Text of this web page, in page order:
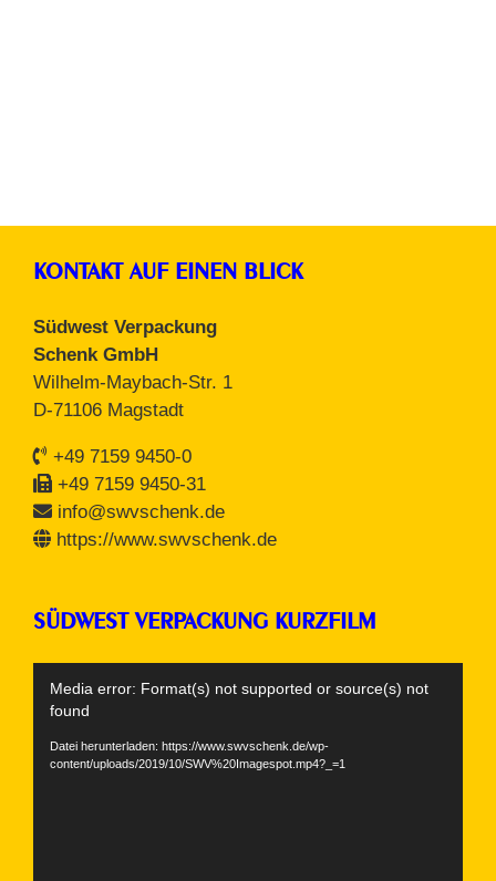
KONTAKT AUF EINEN BLICK
Südwest Verpackung
Schenk GmbH
Wilhelm-Maybach-Str. 1
D-71106 Magstadt
+49 7159 9450-0
+49 7159 9450-31
info@swvschenk.de
https://www.swvschenk.de
SÜDWEST VERPACKUNG KURZFILM
Player
Media error: Format(s) not supported or source(s) not
found
Datei herunterladen: https://www.swvschenk.de/wp-
content/uploads/2019/10/SWV%20Imagespot.mp4?_=1